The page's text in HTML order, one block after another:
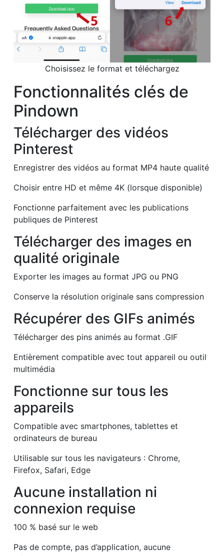
Choisissez le format et téléchargez
Fonctionnalités clés de
Pindown
Télécharger des vidéos
Pinterest
Enregistrer des vidéos au format MP4 haute qualité
Choisir entre HD et même 4K (lorsque disponible)
Fonctionne parfaitement avec les publications
publiques de Pinterest
Télécharger des images en
qualité originale
Exporter les images au format JPG ou PNG
Conserve la résolution originale sans compression
Récupérer des GIFs animés
Télécharger des pins animés au format .GIF
Entièrement compatible avec tout appareil ou outil
multimédia
Fonctionne sur tous les
appareils
Compatible avec smartphones, tablettes et
ordinateurs de bureau
Utilisable sur tous les navigateurs : Chrome,
Firefox, Safari, Edge
Aucune installation ni
connexion requise
100 % basé sur le web
Pas de compte, pas d’application, aucune